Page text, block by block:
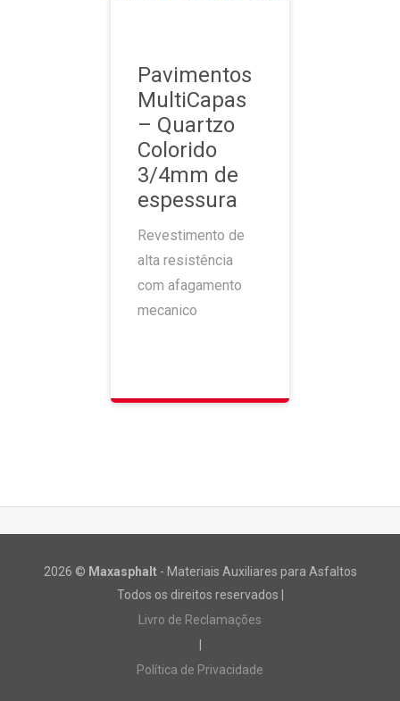
Pavimentos
MultiCapas
– Quartzo
Colorido
3/4mm de
espessura
Revestimento de
alta resistência
com afagamento
mecanico
2026 © Maxasphalt- Materiais Auxiliares para Asfaltos
Todos os direitos reservados |
Livro de Reclamações
Política de Privacidade